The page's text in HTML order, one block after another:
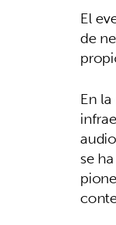
El
de
En
se